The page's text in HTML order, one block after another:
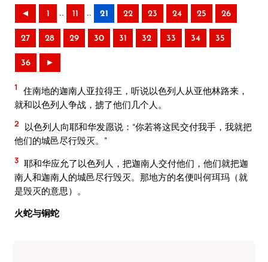
◄ 1 .. 11 .. 21 22 23 24 25 26
27 28 29 30 31 32 33 34 35
36 ►
1
住南地的迦南人亚拉得王，听说以色列人从亚他林路来，
就和以色列人争战，掳了他们几个人。
2
以色列人向耶和华发愿说：“你若将这民交付我手，我就把
他们的城邑尽行毁灭。”
3 耶和华应允了以色列人，把迦南人交付他们，他们就把迦
南人和迦南人的城邑尽行毁灭。那地方的名便叫何珥玛（就
是毁灭的意思）。
火蛇与铜蛇